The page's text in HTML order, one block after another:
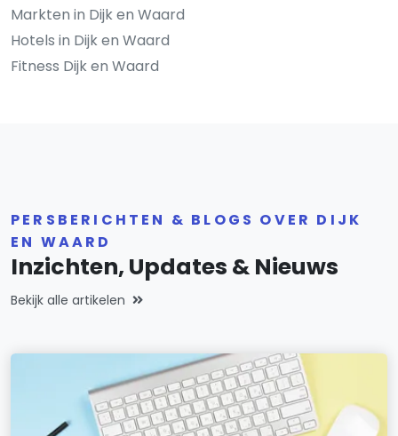
Markten in Dijk en Waard
Hotels in Dijk en Waard
Fitness Dijk en Waard
PERSBERICHTEN & BLOGS OVER DIJK
EN WAARD
Inzichten, Updates & Nieuws
Bekijk alle artikelen